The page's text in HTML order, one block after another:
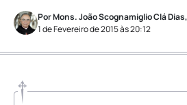
Por Mons. João Scognamiglio Clá
1 de Fevereiro de 2015 às 20:12